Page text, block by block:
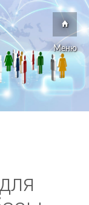
Меню